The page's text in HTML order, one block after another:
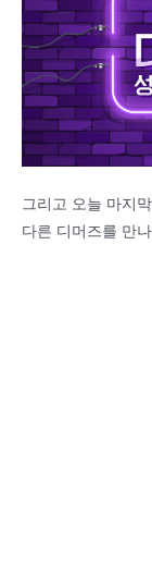
그리고 오늘 마지
다른 디머즈를 만